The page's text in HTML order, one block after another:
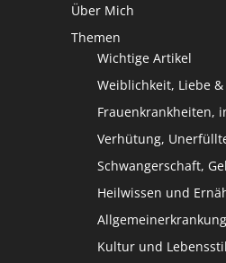
Über Mich
Themen
Wichtige Artikel
Weiblichkeit, Liebe
Frauenkrankheiten,
Verhütung,
Schwangerschaft,
Heilwissen und
Kultur und Lebensstil